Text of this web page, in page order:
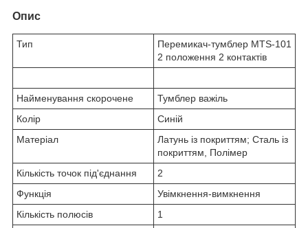
Опис
Тип
Перемикач-тумблер MTS-101
2 положення 2 контактів
Найменування скорочене
Тумблер важіль
Колір
Синій
Матеріал
Латунь із покриттям; Сталь із
покриттям, Полімер
Кількість точок під'єднання
2
Функція
Увімкнення-вимкнення
Кількість полюсів
1